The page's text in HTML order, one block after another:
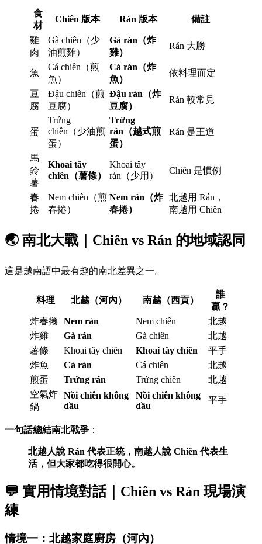
食
材
Chiên 版本 Rán 版本 備註
雞
肉
Gà chiên（少
油煎雞）
Gà rán（炸
雞）
Rán 大勝
魚
Cá chiên（煎
魚）
Cá rán（炸
魚）
依料理而定
豆
腐
Đậu chiên（煎
豆腐）
Đậu rán（炸
豆腐）
Rán 較常見
蛋
Trứng
chiên（少油煎
蛋）
Trứng
rán（越式煎
蛋）
Rán 是王道
馬
鈴
薯
Khoai tây
chiên（薯條）
Khoai tây
rán（少用）
Chiên 是慣例
春
捲
Nem chiên（煎
春捲）
Nem rán（炸
春捲）
北越用 Rán，
南越用 Chiên
🌏 南北大戰｜Chiên vs Rán 的地域認同
這是越南語中最有趣的南北差異之一。
料理 北越（河內） 南越（西貢）
誰
贏？
炸春捲
Nem rán Nem chiên
北越
炸雞
Gà rán Gà chiên
北越
薯條
Khoai tây chiên Khoai tây chiên
平手
炸魚
Cá rán Cá chiên
北越
煎蛋
Trứng rán Trứng chiên
北越
空氣炸
鍋
Nồi chiên không
dầu
Nồi chiên không
dầu
平手
一句話總結南北戰爭 ：
北越人說 Rán 代表正統，南越人說 Chiên 代表生
活，但大家都吃得很開心。
💬 實用情境對話｜Chiên vs Rán 現場演
練
情境一：北越家庭廚房（河內）